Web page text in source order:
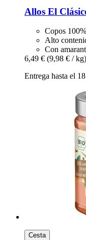
Allos El
Copos
Alto
Con
6,49 € (9,98 € / kg)
Entrega hasta el
Cesta